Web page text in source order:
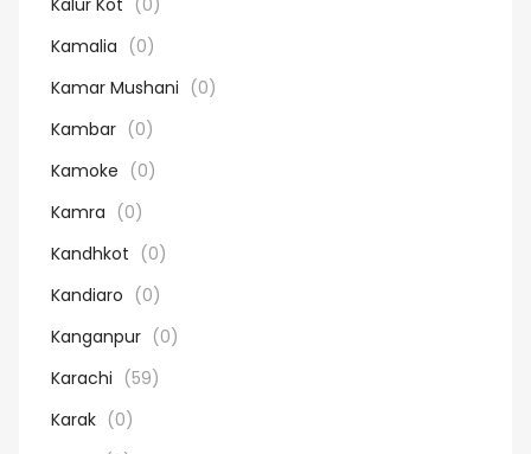
Kalur Kot (0)
Kamalia (0)
Kamar Mushani (0)
Kambar (0)
Kamoke (0)
Kamra (0)
Kandhkot (0)
Kandiaro (0)
Kanganpur (0)
Karachi (59)
Karak (0)